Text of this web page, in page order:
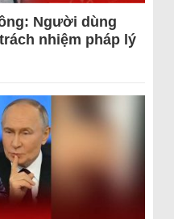
Người dùng
nhiệm pháp lý